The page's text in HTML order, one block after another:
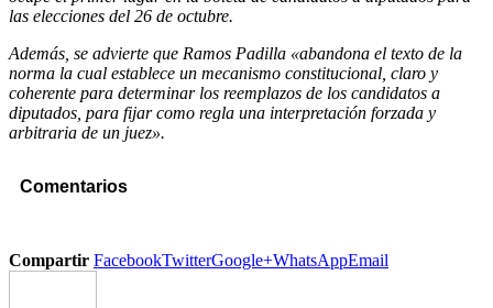
las elecciones del 26 de octubre.
Además, se advierte que Ramos Padilla «abandona el texto de la
norma la cual establece un mecanismo constitucional, claro y
coherente para determinar los reemplazos de los candidatos a
diputados, para fijar como regla una interpretación forzada y
arbitraria de un juez».
Comentarios
Compartir FacebookTwitterGoogle+WhatsAppEmail